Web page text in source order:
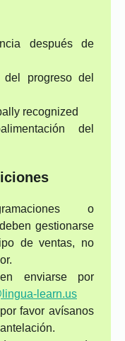
después de
del progreso del
recognized
del
o
gestionarse
de ventas, no
enviarse por
learn.us
favor avísanos